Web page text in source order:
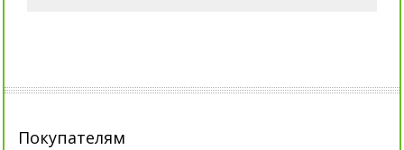
Покупателям